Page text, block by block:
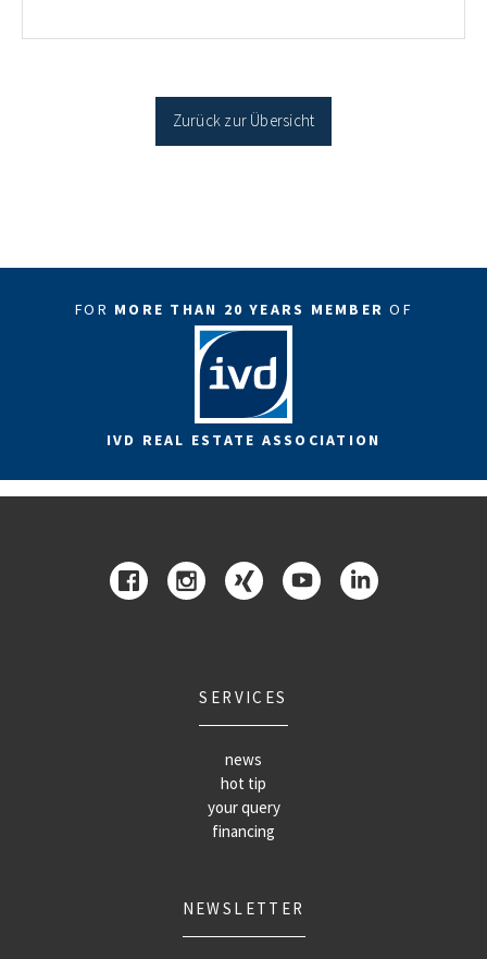
Antragstellende verpflichten sich zu energetischer
Sanierung in Einzelmaßnahmen […]
Zurück zur Übersicht
FOR MORE THAN 20 YEARS MEMBEROF
IVD REAL ESTATE ASSOCIATION
SERVICES
news
hot tip
your query
financing
NEWSLETTER